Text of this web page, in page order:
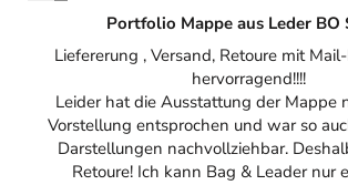
Portfolio Mappe aus Leder BO
Liefererung , Versand, Retoure mit
hervorragend!!!!
Leider hat die Ausstattung der Mappe
Vorstellung entsprochen und war so
Darstellungen nachvollziehbar.
Retoure! Ich kann Bag & Leader nur